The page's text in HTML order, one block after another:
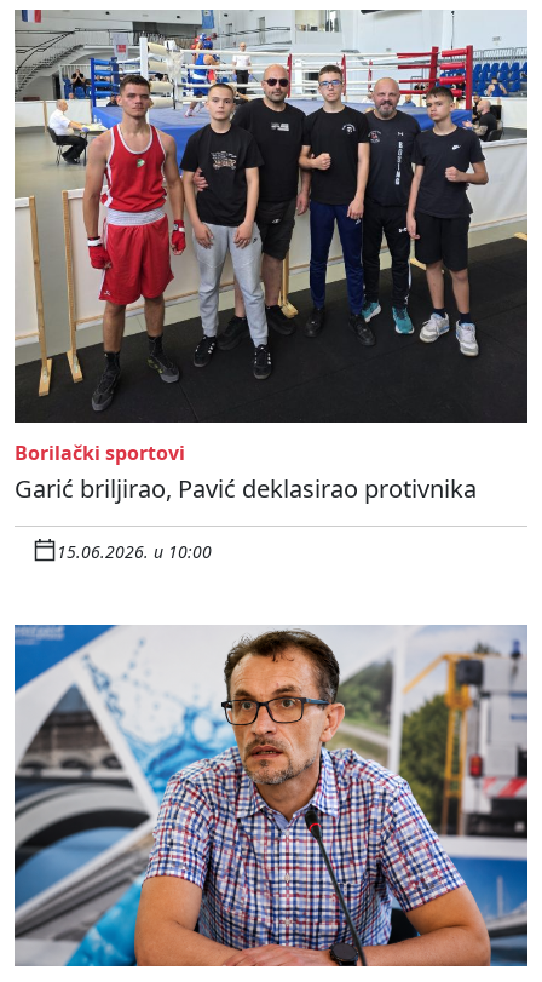
Borilački sportovi
Garić briljirao, Pavić deklasirao protivnika
15.06.2026. u 10:00